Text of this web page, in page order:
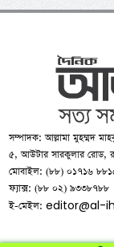
সম্পাদক: আল্লামা মুহম্মদ
৫, আউটার সারকুলার রোড,
মোবাইল: (৮৮) ০১৭১৬
ফ্যাক্স: (৮৮ ০২) ৯৩৩৮৭৮৮
ই-মেইল:editor@al-